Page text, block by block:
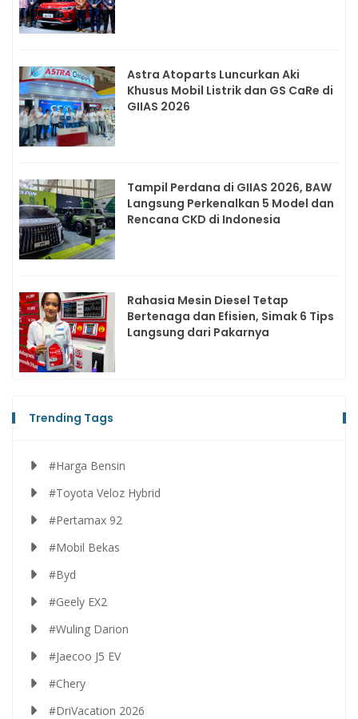
Astra Atoparts Luncurkan Aki
Khusus Mobil Listrik dan GS CaRe di
GIIAS 2026
Tampil Perdana di GIIAS 2026, BAW
Langsung Perkenalkan 5 Model dan
Rencana CKD di Indonesia
Rahasia Mesin Diesel Tetap
Bertenaga dan Efisien, Simak 6 Tips
Langsung dari Pakarnya
Trending Tags
#Harga Bensin
#Toyota Veloz Hybrid
#Pertamax 92
#Mobil Bekas
#Byd
#Geely EX2
#Wuling Darion
#Jaecoo J5 EV
#Chery
#DriVacation 2026